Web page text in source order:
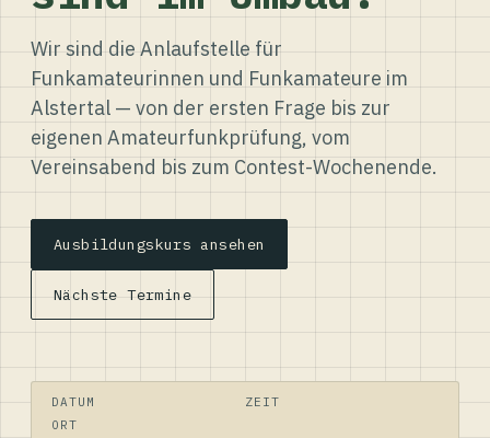
Wir sind die Anlaufstelle für
Funkamateurinnen und Funkamateure im
Alstertal — von der ersten Frage bis zur
eigenen Amateurfunkprüfung, vom
Vereinsabend bis zum Contest-Wochenende.
Ausbildungskurs ansehen
Nächste Termine
DATUM
ZEIT
ORT